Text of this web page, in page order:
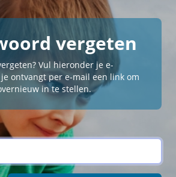
vergeten
Vul hieronder je e-
ontvangt per e-mail een link om
in te stellen.